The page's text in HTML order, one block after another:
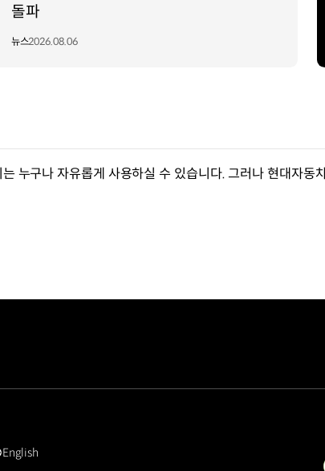
돌파
뉴스2026.08.06
누구나 자유롭게 사용하실 수 있습니다. 그러나 현대자동
English